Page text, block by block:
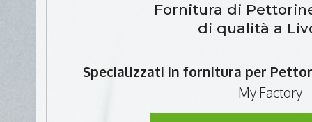
Fornitura di
di qualità a
Specializzati in fornitura per
My Factory